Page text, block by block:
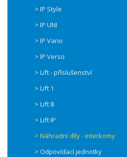
> IP Style
> IP UNI
> IP Vario
> IP Verso
> Lift - příslušenství
> Lift 1
> Lift 8
> Lift IP
> Náhradní díly - interkomy
> Odpovídací jednotky